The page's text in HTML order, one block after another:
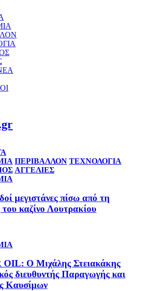
ΠΕΡΙΒΑΛΛΟΝ ΤΕΧΝΟΛΟΓΙΑ
ΑΓΓΕΛΙΕΣ
μεγιστάνες πίσω από τη
καζίνο Λουτρακίου
Ο Μιχάλης Στειακάκης
διευθυντής Παραγωγής και
Καυσίμων